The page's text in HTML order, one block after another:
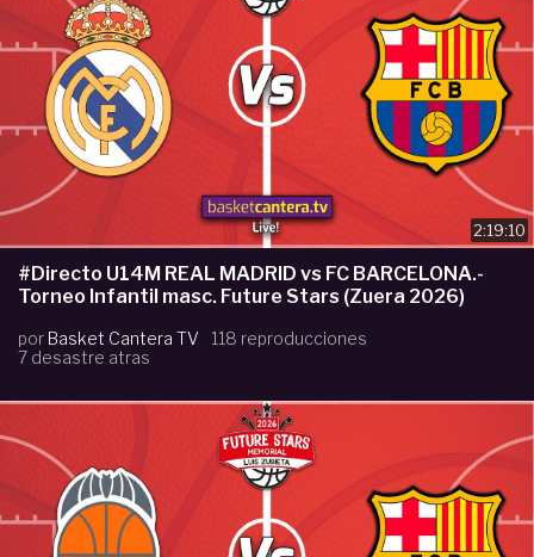
2:19:10
#Directo U14M REAL MADRID vs FC BARCELONA.-
Torneo Infantil masc. Future Stars (Zuera 2026)
por Basket Cantera TV
118 reproducciones
7 desastre atras